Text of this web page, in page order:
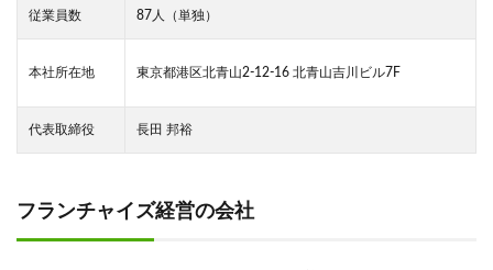
従業員数 87人（単独）
本社所在地 東京都港区北青山2-12-16 北青山吉川ビル7F
代表取締役 長田 邦裕
フランチャイズ経営の会社